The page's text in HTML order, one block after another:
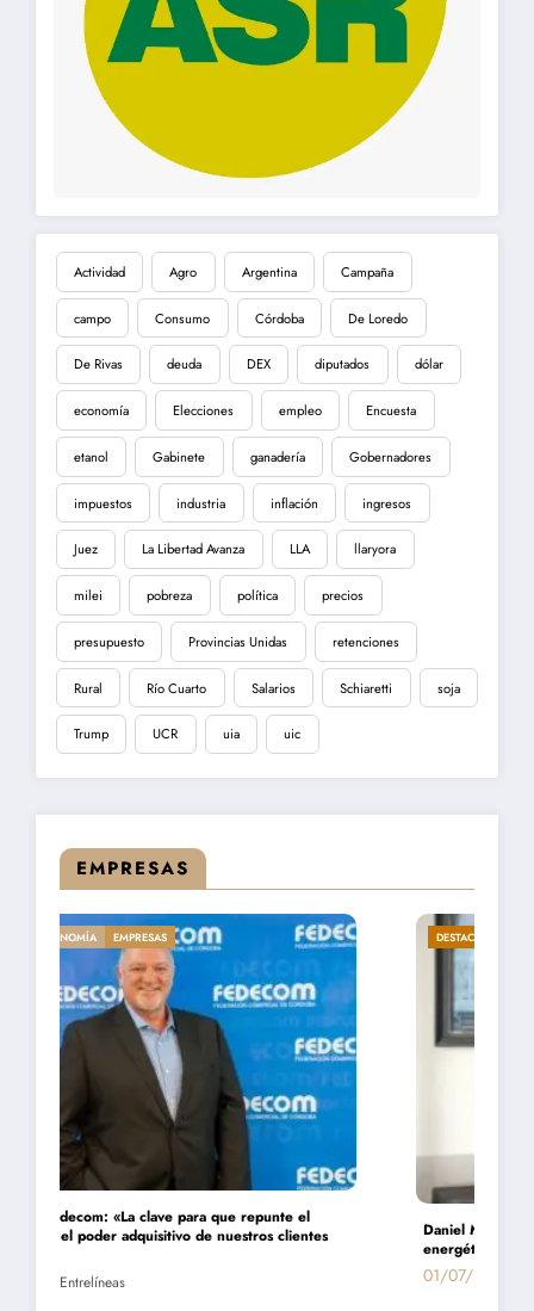
Actividad Agro Argentina Campaña
campo Consumo Córdoba De Loredo
De Rivas deuda DEX diputados dólar
economía Elecciones empleo Encuesta
etanol Gabinete ganadería Gobernadores
impuestos industria inflación ingresos
Juez La Libertad Avanza LLA llaryora
milei pobreza política precios
presupuesto Provincias Unidas retenciones
Rural Río Cuarto Salarios Schiaretti soja
Trump UCR uia uic
EMPRESAS
DESTACADA ECONOMÍA
Daniel Montamat: «Todavía pagamos el costo del populismo
energético con los cortes de gas»
01/07/2026